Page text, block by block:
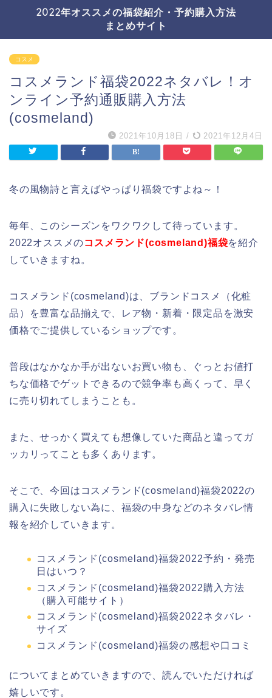
2022年オススメの福袋紹介・予約購入方法
まとめサイト
コスメ
コスメランド福袋2022ネタバレ！オ
ンライン予約通販購入方法
(cosmeland)
2021年10月18日 / 2021年12月4日
冬の風物詩と言えばやっぱり福袋ですよね～！
毎年、このシーズンをワクワクして待っています。
2022オススメのコスメランド(cosmeland)福袋を紹介
していきますね。
コスメランド(cosmeland)は、ブランドコスメ（化粧
品）を豊富な品揃えで、レア物・新着・限定品を激安
価格でご提供しているショップです。
普段はなかなか手が出ないお買い物も、ぐっとお値打
ちな価格でゲットできるので競争率も高くって、早く
に売り切れてしまうことも。
また、せっかく買えても想像していた商品と違ってガ
ッカリってことも多くあります。
そこで、今回はコスメランド(cosmeland)福袋2022の
購入に失敗しない為に、福袋の中身などのネタバレ情
報を紹介していきます。
コスメランド(cosmeland)福袋2022予約・発売
日はいつ？
コスメランド(cosmeland)福袋2022購入方法
（購入可能サイト）
コスメランド(cosmeland)福袋2022ネタバレ・
サイズ
コスメランド(cosmeland)福袋の感想や口コミ
についてまとめていきますので、読んでいただければ
嬉しいです。